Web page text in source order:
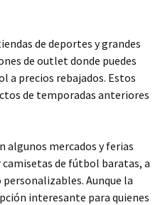
de deportes y grandes
de outlet donde puedes
a precios rebajados. Estos
de temporadas anteriores
algunos mercados y ferias
de fútbol baratas, a
Aunque la
interesante para quienes